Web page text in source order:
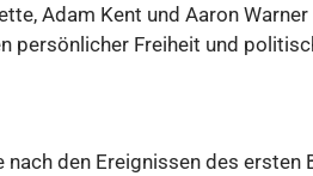
Adam Kent und Aaron Warner
persönlicher Freiheit und
den Ereignissen des ersten